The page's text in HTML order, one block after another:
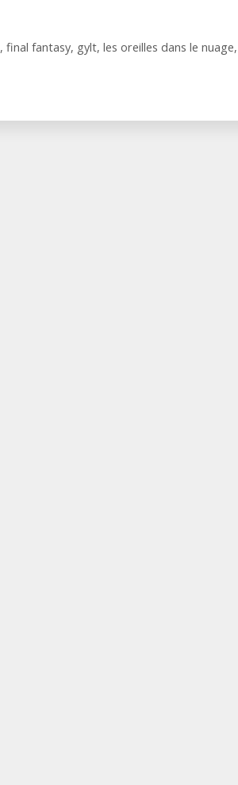
Tomb
, final fantasy, gylt, les oreilles dans le nuage,